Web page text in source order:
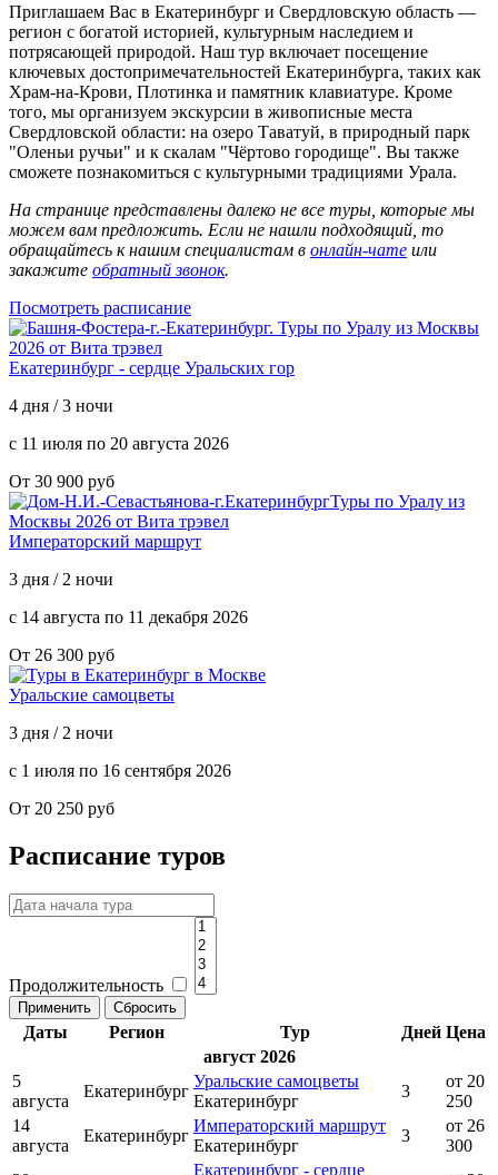
Приглашаем Вас в Екатеринбург и Свердловскую область —
регион с богатой историей, культурным наследием и
потрясающей природой. Наш тур включает посещение
ключевых достопримечательностей Екатеринбурга, таких как
Храм-на-Крови, Плотинка и памятник клавиатуре. Кроме
того, мы организуем экскурсии в живописные места
Свердловской области: на озеро Таватуй, в природный парк
"Оленьи ручьи" и к скалам "Чёртово городище". Вы также
сможете познакомиться с культурными традициями Урала.
На странице представлены далеко не все туры, которые мы
можем вам предложить. Если не нашли подходящий, то
обращайтесь к нашим специалистам в онлайн-чате или
закажите обратный звонок.
Посмотреть расписание
Екатеринбург - сердце Уральских гор
4 дня / 3 ночи
с 11 июля по 20 августа 2026
От 30 900 руб
Императорский маршрут
3 дня / 2 ночи
с 14 августа по 11 декабря 2026
От 26 300 руб
Уральские самоцветы
3 дня / 2 ночи
с 1 июля по 16 сентября 2026
От 20 250 руб
Расписание туров
Продолжительность
Даты Регион Тур Дней Цена
август 2026
5
августа
Екатеринбург
Уральские самоцветы
Екатеринбург
3
от 20
250
14
августа
Екатеринбург
Императорский маршрут
Екатеринбург
3
от 26
300
Екатеринбург - сердце